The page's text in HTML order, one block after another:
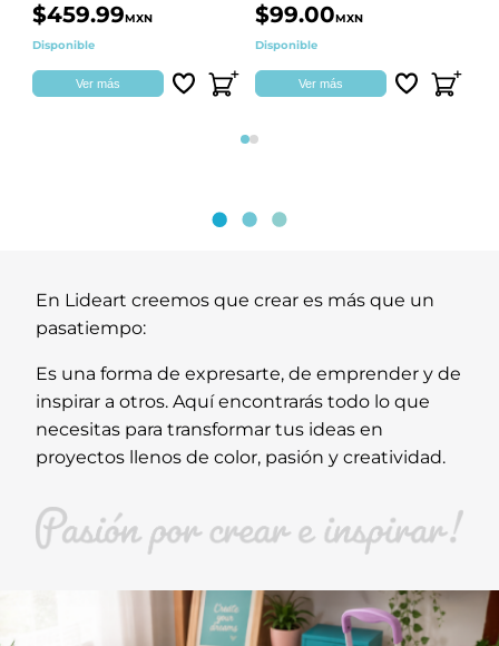
$459.99MXN
Disponible
Ver más
$99.00MXN
Disponible
Ver más
Página 1
Página 2
En Lideart creemos que crear es más que un
pasatiempo:
Es una forma de expresarte, de emprender y de
inspirar a otros. Aquí encontrarás todo lo que
necesitas para transformar tus ideas en
proyectos llenos de color, pasión y creatividad.